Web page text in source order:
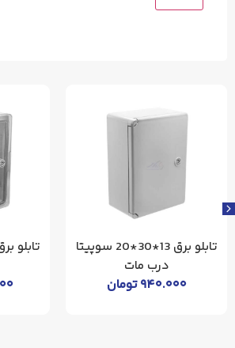
تابلو برق 13*30*20 سوپیتا
درب مات
۹۴۰.۰۰۰تومان